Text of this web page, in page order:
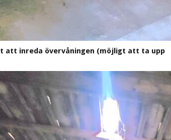
att inreda övervåningen (möjligt att ta upp